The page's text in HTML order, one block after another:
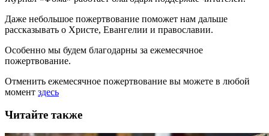
Даже небольшое пожертвование поможет нам дальше
рассказывать о Христе, Евангелии и православии.
Особенно мы будем благодарны за ежемесячное
пожертвование.
Отменить ежемесячное пожертвование вы можете в любой
момент здесь
Читайте также